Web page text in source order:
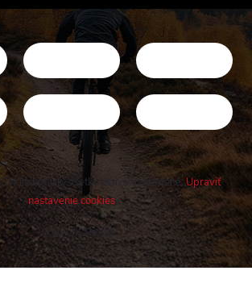
Vytvoril Shoptet
Cykloshop.sk. Všetky práva vyhradené.Upraviť
nastavenie cookies